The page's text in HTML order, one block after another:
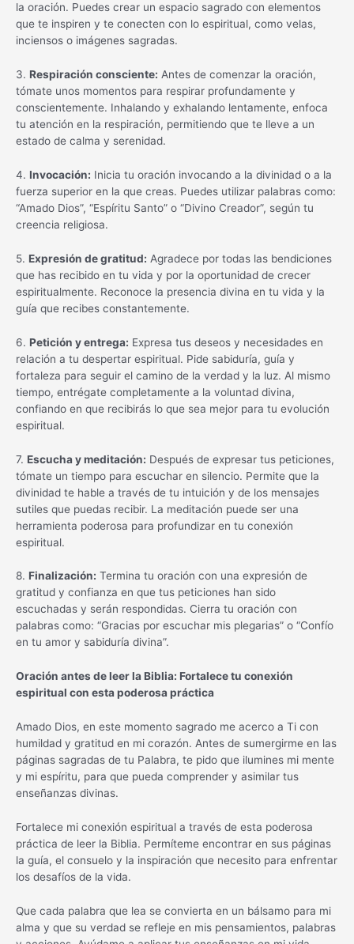
la oración. Puedes crear un espacio sagrado con elementos
que te inspiren y te conecten con lo espiritual, como velas,
inciensos o imágenes sagradas.
3. Respiración consciente: Antes de comenzar la oración,
tómate unos momentos para respirar profundamente y
conscientemente. Inhalando y exhalando lentamente, enfoca
tu atención en la respiración, permitiendo que te lleve a un
estado de calma y serenidad.
4. Invocación: Inicia tu oración invocando a la divinidad o a la
fuerza superior en la que creas. Puedes utilizar palabras como:
“Amado Dios”, “Espíritu Santo” o “Divino Creador”, según tu
creencia religiosa.
5. Expresión de gratitud: Agradece por todas las bendiciones
que has recibido en tu vida y por la oportunidad de crecer
espiritualmente. Reconoce la presencia divina en tu vida y la
guía que recibes constantemente.
6. Petición y entrega: Expresa tus deseos y necesidades en
relación a tu despertar espiritual. Pide sabiduría, guía y
fortaleza para seguir el camino de la verdad y la luz. Al mismo
tiempo, entrégate completamente a la voluntad divina,
confiando en que recibirás lo que sea mejor para tu evolución
espiritual.
7. Escucha y meditación: Después de expresar tus peticiones,
tómate un tiempo para escuchar en silencio. Permite que la
divinidad te hable a través de tu intuición y de los mensajes
sutiles que puedas recibir. La meditación puede ser una
herramienta poderosa para profundizar en tu conexión
espiritual.
8. Finalización: Termina tu oración con una expresión de
gratitud y confianza en que tus peticiones han sido
escuchadas y serán respondidas. Cierra tu oración con
palabras como: “Gracias por escuchar mis plegarias” o “Confío
en tu amor y sabiduría divina”.
Oración antes de leer la Biblia: Fortalece tu conexión
espiritual con esta poderosa práctica
Amado Dios, en este momento sagrado me acerco a Ti con
humildad y gratitud en mi corazón. Antes de sumergirme en las
páginas sagradas de tu Palabra, te pido que ilumines mi mente
y mi espíritu, para que pueda comprender y asimilar tus
enseñanzas divinas.
Fortalece mi conexión espiritual a través de esta poderosa
práctica de leer la Biblia. Permíteme encontrar en sus páginas
la guía, el consuelo y la inspiración que necesito para enfrentar
los desafíos de la vida.
Que cada palabra que lea se convierta en un bálsamo para mi
alma y que su verdad se refleje en mis pensamientos, palabras